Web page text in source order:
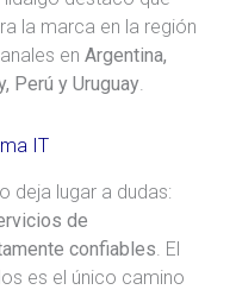
la marca en la región
en Argentina,
Perú y Uruguay.
IT
deja lugar a dudas:
de
confiables . El
es el único camino